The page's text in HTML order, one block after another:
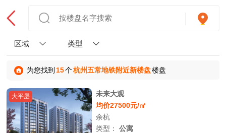
区域 类型
为您找到 15个杭州五常地铁附近新楼盘楼盘
大平层
未来大观
均价27500元/㎡
余杭
类型：公寓